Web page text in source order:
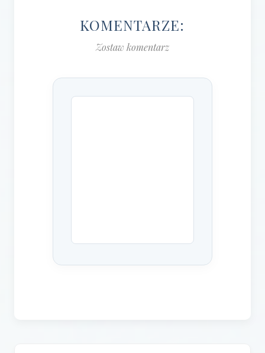
KOMENTARZE:
Zostaw komentarz